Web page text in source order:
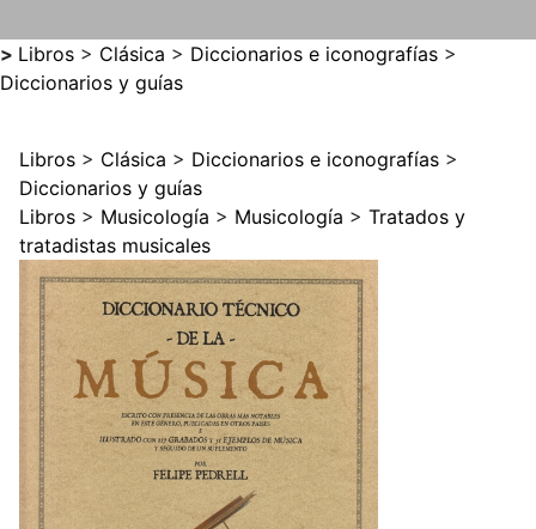
> Libros > Clásica > Diccionarios e iconografías >
Diccionarios y guías
Libros > Clásica > Diccionarios e iconografías >
Diccionarios y guías
Libros > Musicología > Musicología > Tratados y
tratadistas musicales